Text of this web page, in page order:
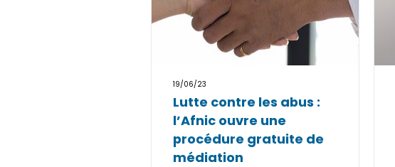
19/06/23
Lutte contre les abus :
l’Afnic ouvre une
procédure gratuite de
médiation